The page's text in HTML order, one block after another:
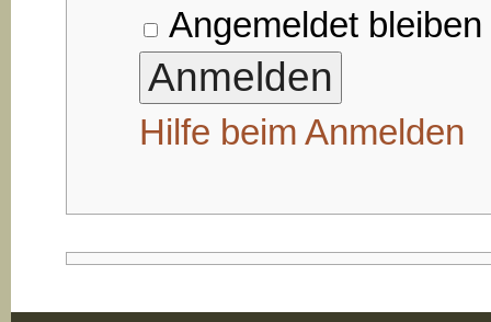
Angemeldet bleiben
Hilfe beim Anmelden